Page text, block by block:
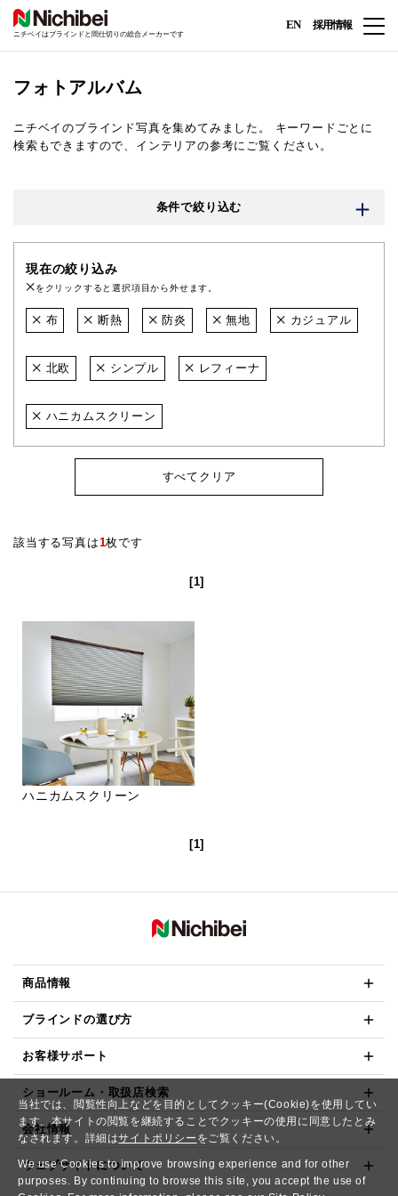
当社では、閲覧性向上などを目的としてクッキー(Cookie)を使用してい
ます。本サイトの閲覧を継続することでクッキーの使用に同意したとみ
なされます。詳細はサイトポリシー をご覧ください。
We use Cookies to improve browsing experience and for other
purposes. By continuing to browse this site, you accept the use of
ニチベイはブラインドと間仕切りの総合メーカーです
EN 採用情報
フォトアルバム
ニチベイのブラインド写真を集めてみました。
キーワードごとに
検索もできますので、インテリアの参考にご覧ください。
条件で絞り込む
現在の絞り込み
をクリックすると選択項目から外せます。
布 断熱 防炎 無地 カジュアル
北欧 シンプル レフィーナ
ハニカムスクリーン
すべてクリア
該当する写真は1枚です
[1]
ハニカムスクリーン
[1]
商品情報
ブラインドの選び方
お客様サポート
ショールーム・取扱店検索
会社情報
ウェブサイトについて